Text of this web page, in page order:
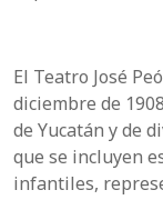
El Teatro José
diciembre de
de Yucatán y de
que se incluyen
infantiles,